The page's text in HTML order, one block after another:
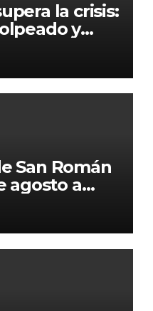
la crisis:
y
nuevo
obras
San Román
agosto a
Comité
en el